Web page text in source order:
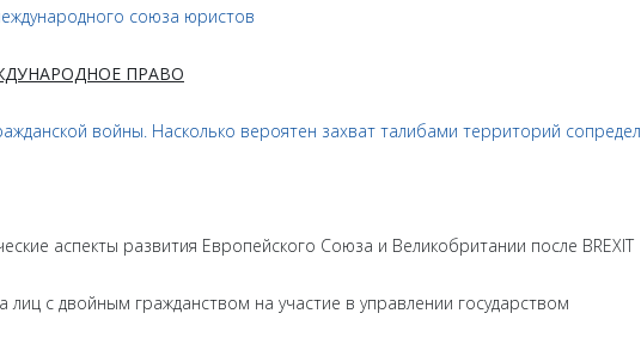
союза юристов
ПРАВО
войны. Насколько вероятен захват талибами территорий
аспекты развития Европейского Союза и Великобритании после BREXIT
с двойным гражданством на участие в управлении государством